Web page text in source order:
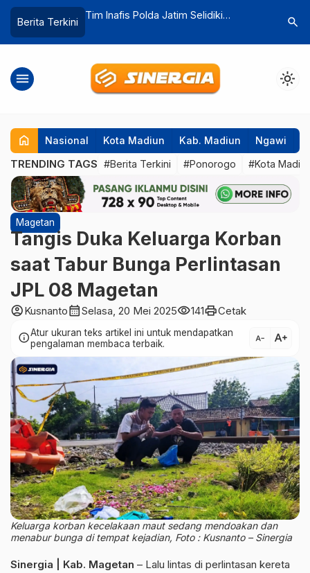
Berita Terkini
Sparta Pena Pesta Gol atas PKDI,
Madiun Cup U-40 2026
Aksi
Lintas
search
menu light_mode
home Nasional Kota Madiun Kab. Madiun Ngawi
TRENDING TAGS #Berita Terkini #Ponorogo #Kota
Magetan
Tangis Duka Keluarga Korban
saat Tabur Bunga Perlintasan
JPL 08 Magetan
account_circleKusnantocalendar_monthSelasa, 20 Mei 2025visibility141printCetak
infoAtur ukuran teks artikel ini untuk mendapatkan
pengalaman membaca terbaik.
text_decrease text_increase
Keluarga korban kecelakaan maut sedang mendoakan dan
menabur bunga di tempat kejadian, Foto : Kusnanto – Sinergia
Sinergia | Kab. Magetan – Lalu lintas di perlintasan kereta